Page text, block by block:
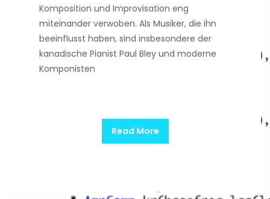
Komposition und Improvisation eng
miteinander verwoben. Als Musiker, die ihn
beeinflusst haben, sind insbesondere der
kanadische Pianist Paul Bley und moderne
Komponisten
Read More